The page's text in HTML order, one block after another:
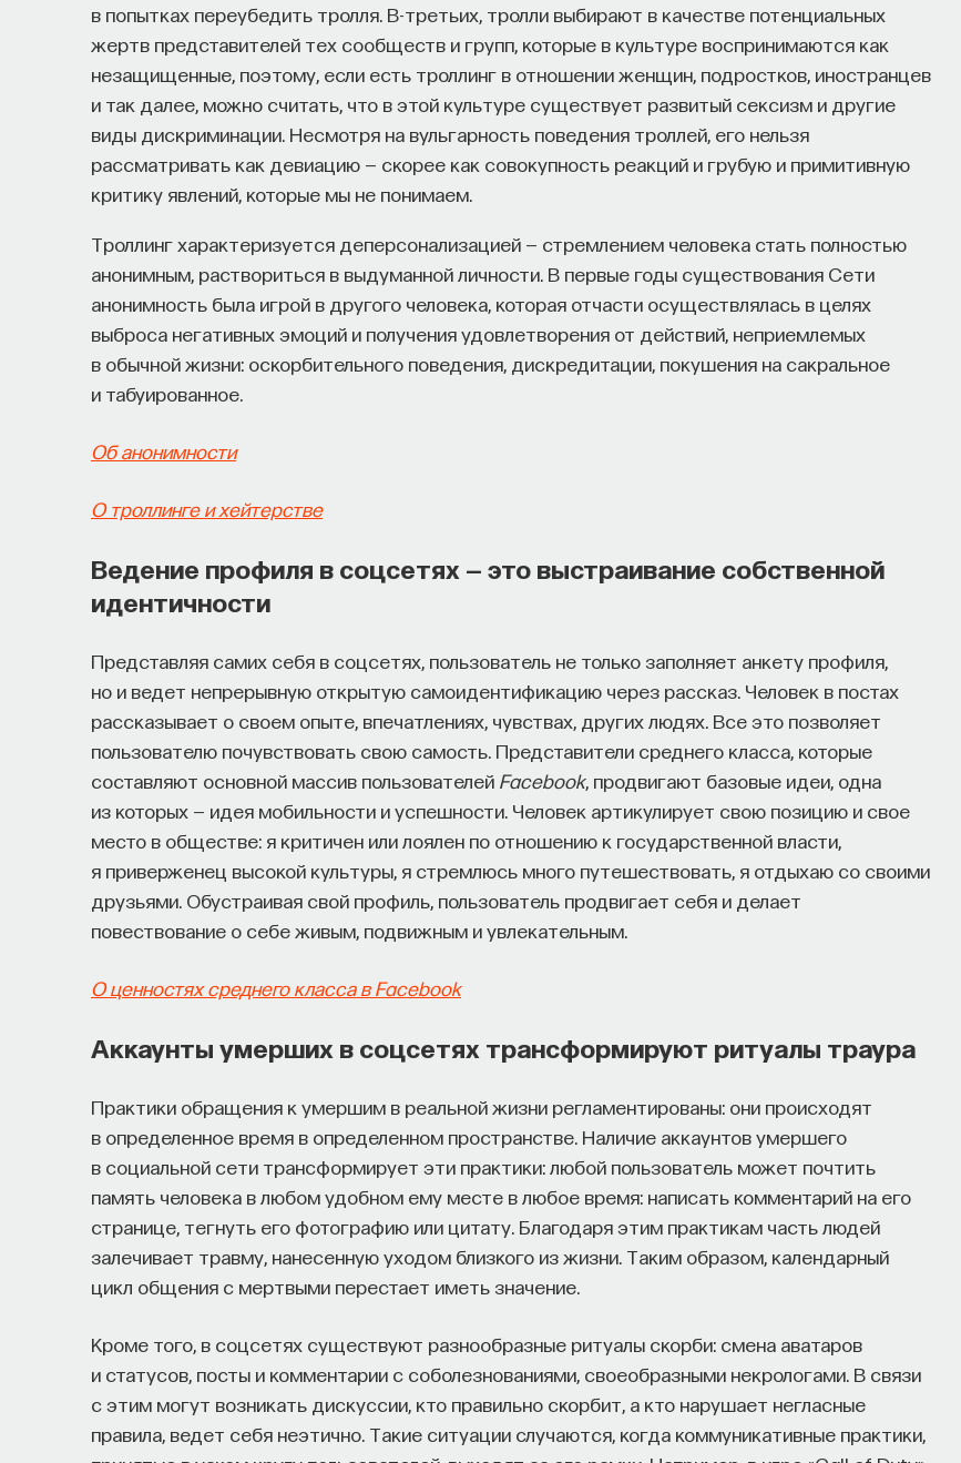
в попытках переубедить тролля. В-третьих, тролли выбирают в качестве потенциальных
жертв представителей тех сообществ и групп, которые в культуре воспринимаются как
незащищенные, поэтому, если есть троллинг в отношении женщин, подростков, иностранцев
и так далее, можно считать, что в этой культуре существует развитый сексизм и другие
виды дискриминации. Несмотря на вульгарность поведения троллей, его нельзя
рассматривать как девиацию — скорее как совокупность реакций и грубую и примитивную
критику явлений, которые мы не понимаем.
Троллинг характеризуется деперсонализацией — стремлением человека стать полностью
анонимным, раствориться в выдуманной личности. В первые годы существования Сети
анонимность была игрой в другого человека, которая отчасти осуществлялась в целях
выброса негативных эмоций и получения удовлетворения от действий, неприемлемых
в обычной жизни: оскорбительного поведения, дискредитации, покушения на сакральное
и табуированное.
Об анонимности
О троллинге и хейтерстве
Ведение профиля в соцсетях — это выстраивание собственной
идентичности
Представляя самих себя в соцсетях, пользователь не только заполняет анкету профиля,
но и ведет непрерывную открытую самоидентификацию через рассказ. Человек в постах
рассказывает о своем опыте, впечатлениях, чувствах, других людях. Все это позволяет
пользователю почувствовать свою самость. Представители среднего класса, которые
составляют основной массив пользователей Facebook, продвигают базовые идеи, одна
из которых — идея мобильности и успешности. Человек артикулирует свою позицию и свое
место в обществе: я критичен или лоялен по отношению к государственной власти,
я приверженец высокой культуры, я стремлюсь много путешествовать, я отдыхаю со своими
друзьями. Обустраивая свой профиль, пользователь продвигает себя и делает
повествование о себе живым, подвижным и увлекательным.
О ценностях среднего класса в Facebook
Аккаунты умерших в соцсетях трансформируют ритуалы траура
Практики обращения к умершим в реальной жизни регламентированы: они происходят
в определенное время в определенном пространстве. Наличие аккаунтов умершего
в социальной сети трансформирует эти практики: любой пользователь может почтить
память человека в любом удобном ему месте в любое время: написать комментарий на его
странице, тегнуть его фотографию или цитату. Благодаря этим практикам часть людей
залечивает травму, нанесенную уходом близкого из жизни. Таким образом, календарный
цикл общения с мертвыми перестает иметь значение.
Кроме того, в соцсетях существуют разнообразные ритуалы скорби: смена аватаров
и статусов, посты и комментарии с соболезнованиями, своеобразными некрологами. В связи
с этим могут возникать дискуссии, кто правильно скорбит, а кто нарушает негласные
правила, ведет себя неэтично. Такие ситуации случаются, когда коммуникативные практики,